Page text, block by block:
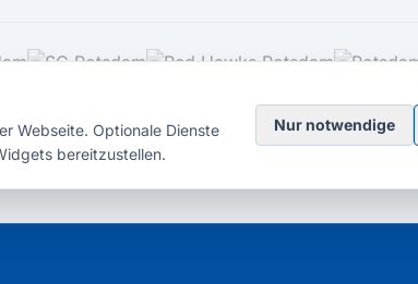
Webseite. Optionale Dienste
bereitzustellen.
Nur notwendige